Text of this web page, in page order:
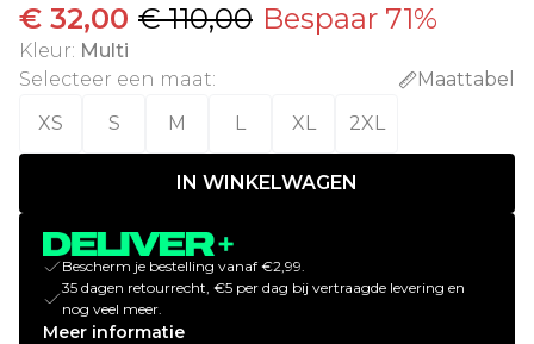
€ 32,00 € 110,00 Bespaar 71%
Kleur: Multi
Selecteer een maat:
Maattabel
XS
S M L XL 2XL
IN WINKELWAGEN
Bescherm je bestelling vanaf €2,99.
35 dagen retourrecht, €5 per dag bij vertraagde levering en
nog veel meer.
Meer informatie